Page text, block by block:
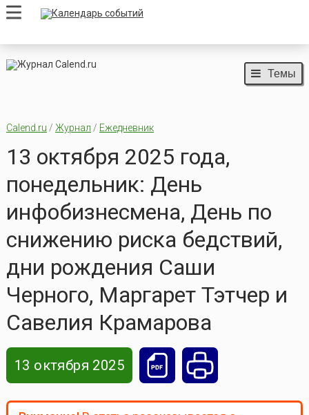
Темы
Calend.ru / Журнал / Ежедневник
13 октября 2025 года,
понедельник: День
инфобизнесмена, День по
снижению риска бедствий,
дни рождения Саши
Черного, Маргарет Тэтчер и
Савелия Крамарова
13 октября 2025